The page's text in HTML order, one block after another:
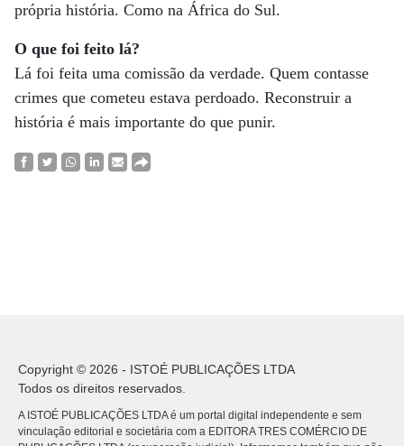
própria história. Como na África do Sul.
O que foi feito lá?
Lá foi feita uma comissão da verdade. Quem contasse
crimes que cometeu estava perdoado. Reconstruir a
história é mais importante do que punir.
Copyright © 2026 - ISTOÉ PUBLICAÇÕES LTDA
Todos os direitos reservados.
A ISTOÉ PUBLICAÇÕES LTDA é um portal digital independente e sem
vinculação editorial e societária com a EDITORA TRES COMÉRCIO DE